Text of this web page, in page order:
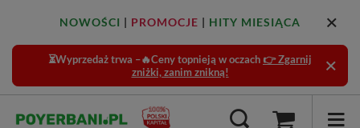
NOWOŚCI | PROMOCJE | HITY MIESIĄCA
⏳Wyprzedaż trwa –🔥Ceny topnieją w oczach 👉 Zgarnij
zniżki, zanim znikną!